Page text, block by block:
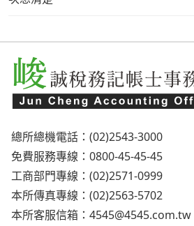
總所總機電話：(02)2543-3000
免費服務專線：0800-45-45-45
工商部門專線：(02)2571-0999
本所傳真專線：(02)2563-5702
本所客服信箱： 4545@4545.com.tw